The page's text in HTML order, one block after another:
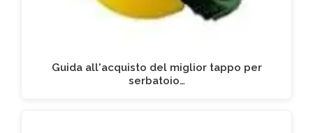
Guida all'acquisto del miglior tappo per
serbatoio…